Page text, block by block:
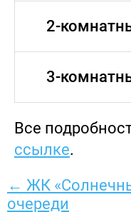
2-
3-
Все
ссылке.
← ЖК
очереди